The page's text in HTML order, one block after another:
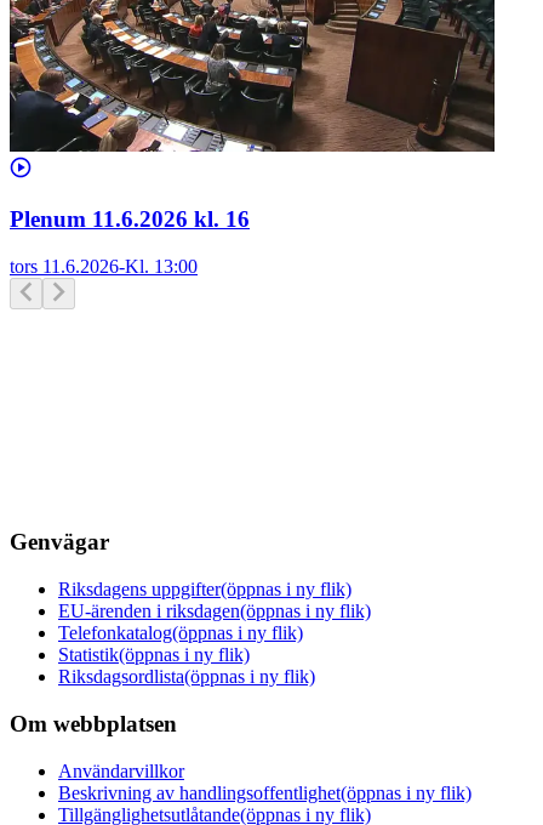
Plenum 11.6.2026 kl. 16
tors 11.6.2026-Kl. 13:00
Genvägar
Riksdagens uppgifter(öppnas i ny flik)
EU-ärenden i riksdagen(öppnas i ny flik)
Telefonkatalog(öppnas i ny flik)
Statistik(öppnas i ny flik)
Riksdagsordlista(öppnas i ny flik)
Om webbplatsen
Användarvillkor
Beskrivning av handlingsoffentlighet(öppnas i ny flik)
Tillgänglighetsutlåtande(öppnas i ny flik)